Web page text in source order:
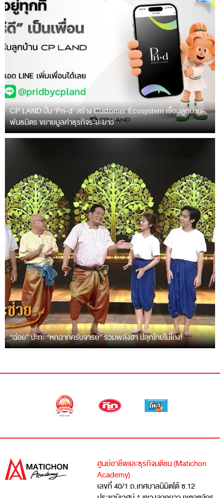
CP LAND ปั้น ‘Pri-d’ สร้าง Customer Ecosystem เชื่อมลูกบ้าน-
พันธมิตร ขยายมูลค่าธุรกิจระยะยาว
“ฉ่อย” ปะทะ “หกฉากครับจารย์” รวมพลังฮา ปลุกไทยไม่โกง!
ศูนย์อาชีพและธุรกิจมติชน (Matichon
Academy)
เลขที่ 40/1 ถ.เทศบาลนิมิตใต้ ซ.12